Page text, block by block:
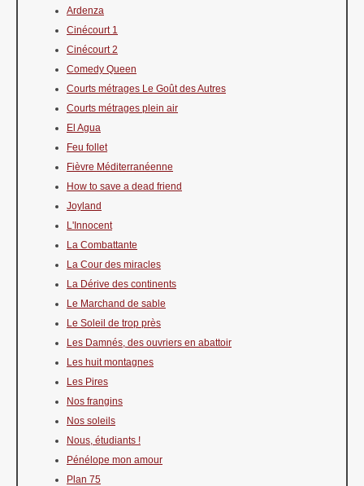
Ardenza
Cinécourt 1
Cinécourt 2
Comedy Queen
Courts métrages Le Goût des Autres
Courts métrages plein air
El Agua
Feu follet
Fièvre Méditerranéenne
How to save a dead friend
Joyland
L'Innocent
La Combattante
La Cour des miracles
La Dérive des continents
Le Marchand de sable
Le Soleil de trop près
Les Damnés, des ouvriers en abattoir
Les huit montagnes
Les Pires
Nos frangins
Nos soleils
Nous, étudiants !
Pénélope mon amour
Plan 75